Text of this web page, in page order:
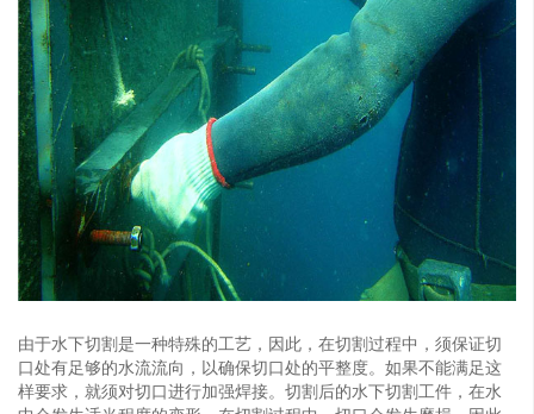
由于水下切割是一种特殊的工艺，因此，在切割过程中，须保证切
口处有足够的水流流向，以确保切口处的平整度。如果不能满足这
样要求，就须对切口进行加强焊接。切割后的水下切割工件，在水